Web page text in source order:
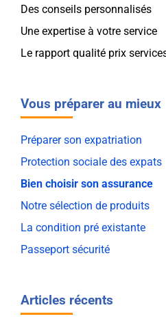
Des conseils personnalisés
Une expertise à votre service
Le rapport qualité prix
Vous préparer au mieux
Préparer son expatriation
Protection sociale des expats
Bien choisir son assurance
Notre sélection de produits
La condition pré existante
Passeport sécurité
Articles récents